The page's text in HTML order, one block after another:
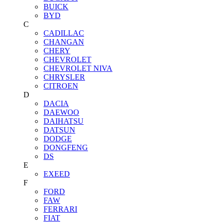
BUICK
BYD
C
CADILLAC
CHANGAN
CHERY
CHEVROLET
CHEVROLET NIVA
CHRYSLER
CITROEN
D
DACIA
DAEWOO
DAIHATSU
DATSUN
DODGE
DONGFENG
DS
E
EXEED
F
FORD
FAW
FERRARI
FIAT